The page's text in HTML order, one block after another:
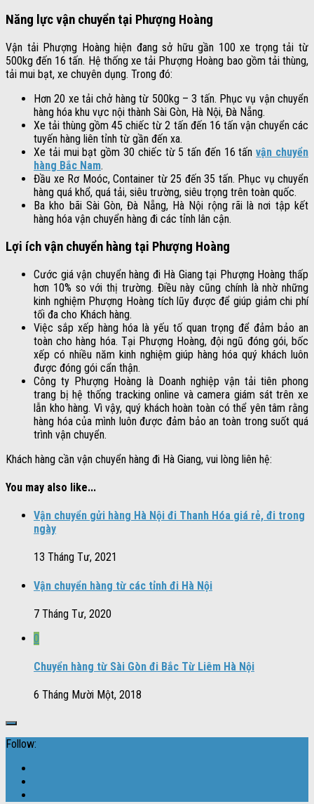
Năng lực vận chuyển tại Phượng Hoàng
Vận tải Phượng Hoàng hiện đang sở hữu gần 100 xe trọng tải từ
500kg đến 16 tấn. Hệ thống xe tải Phượng Hoàng bao gồm tải thùng,
tải mui bạt, xe chuyên dụng. Trong đó:
Hơn 20 xe tải chở hàng từ 500kg – 3 tấn. Phục vụ vận chuyển
hàng hóa khu vực nội thành Sài Gòn, Hà Nội, Đà Nẵng.
Xe tải thùng gồm 45 chiếc từ 2 tấn đến 16 tấn vận chuyển các
tuyến hàng liên tỉnh từ gần đến xa.
Xe tải mui bạt gồm 30 chiếc từ 5 tấn đến 16 tấnvận chuyển
hàng Bắc Nam.
Đầu xe Rơ Moóc, Container từ 25 đến 35 tấn. Phục vụ chuyển
hàng quá khổ, quá tải, siêu trường, siêu trọng trên toàn quốc.
Ba kho bãi Sài Gòn, Đà Nẵng, Hà Nội rộng rãi là nơi tập kết
hàng hóa vận chuyển hàng đi các tỉnh lân cận.
Lợi ích vận chuyển hàng tại Phượng Hoàng
Cước giá vận chuyển hàng đi Hà Giang tại Phượng Hoàng thấp
hơn 10% so với thị trường. Điều này cũng chính là nhờ những
kinh nghiệm Phượng Hoàng tích lũy được để giúp giảm chi phí
tối đa cho Khách hàng.
Việc sắp xếp hàng hóa là yếu tố quan trọng để đảm bảo an
toàn cho hàng hóa. Tại Phượng Hoàng, đội ngũ đóng gói, bốc
xếp có nhiều năm kinh nghiệm giúp hàng hóa quý khách luôn
được đóng gói cẩn thận.
Công ty Phượng Hoàng là Doanh nghiệp vận tải tiên phong
trang bị hệ thống tracking online và camera giám sát trên xe
lẫn kho hàng. Vì vậy, quý khách hoàn toàn có thể yên tâm rằng
hàng hóa của mình luôn được đảm bảo an toàn trong suốt quá
trình vận chuyển.
Khách hàng cần vận chuyển hàng đi Hà Giang, vui lòng liên hệ:
You may also like...
Vận chuyển gửi hàng Hà Nội đi Thanh Hóa giá rẻ, đi trong
ngày
13 Tháng Tư, 2021
Vận chuyển hàng từ các tỉnh đi Hà Nội
7 Tháng Tư, 2020
0
Chuyển hàng từ Sài Gòn đi Bắc Từ Liêm Hà Nội
6 Tháng Mười Một, 2018
Follow: